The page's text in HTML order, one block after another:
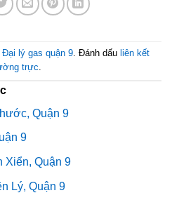
Đại lý gas quận 9. Đánh dấu liên kết
trực.
Quận 9
9
Quận 9
Lý, Quận 9